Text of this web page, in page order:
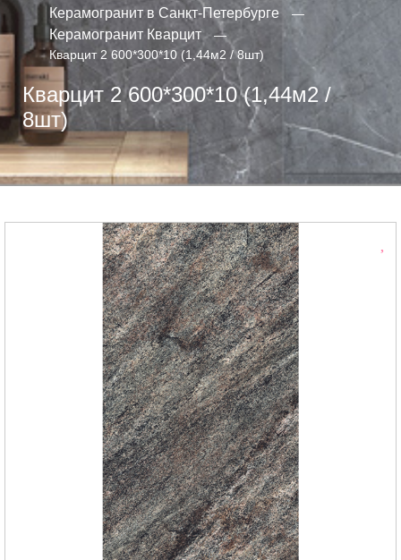
Керамогранит в Санкт-Петербурге
Керамогранит Кварцит
Кварцит 2 600*300*10 (1,44м2 / 8шт)
Кварцит 2 600*300*10 (1,44м2 /
8шт)